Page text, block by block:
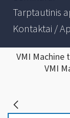
Tarptautinis
Kontaktai /
VMI
VMI